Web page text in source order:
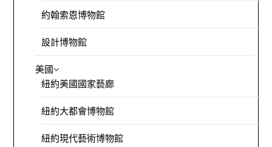
約翰索恩博物館
設計博物館
美國
紐約美國國家藝廊
紐約大都會博物館
紐約現代藝術博物館